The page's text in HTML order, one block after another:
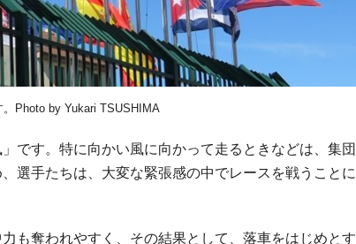
Photo by Yukari TSUSHIMA
です。特に向かい風に向かって走るときなどは、集団
選手たちは、大変な緊張感の中でレースを戦うことに
も奪われやすく、その結果として、落車をはじめとす